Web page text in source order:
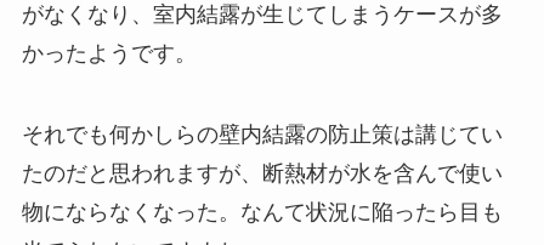
がなくなり、室内結露が生じてしまうケースが多
かったようです。
それでも何かしらの壁内結露の防止策は講じてい
たのだと思われますが、断熱材が水を含んで使い
物にならなくなった。なんて状況に陥ったら目も